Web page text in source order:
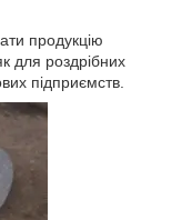
продукцію
для роздрібних
підприємств.